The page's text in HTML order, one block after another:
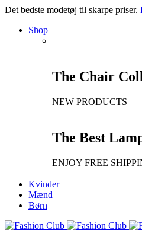
Det bedste modetøj til skarpe priser.
Shop
The Chair
NEW PRODUCTS
The Best
ENJOY FREE
Kvinder
Mænd
Børn